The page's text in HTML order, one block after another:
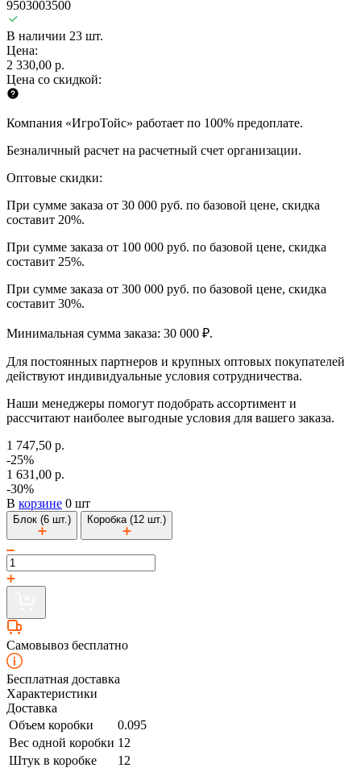
9503003500
В наличии 23 шт.
Цена:
2 330,00 р.
Цена со скидкой:
Компания «ИгроТойс» работает по 100% предоплате.
Безналичный расчет на расчетный счет организации.
Оптовые скидки:
При сумме заказа от 30 000 руб. по базовой цене, скидка
составит 20%.
При сумме заказа от 100 000 руб. по базовой цене, скидка
составит 25%.
При сумме заказа от 300 000 руб. по базовой цене, скидка
составит 30%.
Минимальная сумма заказа: 30 000 ₽.
Для постоянных партнеров и крупных оптовых покупателей
действуют индивидуальные условия сотрудничества.
Наши менеджеры помогут подобрать ассортимент и
рассчитают наиболее выгодные условия для вашего заказа.
1 747,50 р.
-25%
1 631,00 р.
-30%
В корзине 0 шт
Блок (6 шт.) Коробка (12 шт.)
Самовывоз бесплатно
Бесплатная доставка
Характеристики
Доставка
Объем коробки
0.095
Вес одной коробки 12
Штук в коробке
12